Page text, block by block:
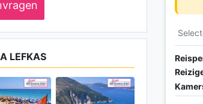
LEFKAS